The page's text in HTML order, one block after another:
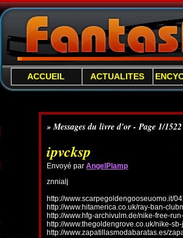
ACCUEIL ACTUALITES
» Messages du livre d'or - Page 1/1522
ipvcksp
Envoyé parAngelPlamp
znnialj
http://www.scarpegoldengooseuomo.it/
http://www.hitamerica.co.uk/ray-ban-
http://www.hfg-archivulm.de/nike-free-
http://www.thegoldengrove.co.uk/nike-
http://www.zapatillasmodabaratas.es/